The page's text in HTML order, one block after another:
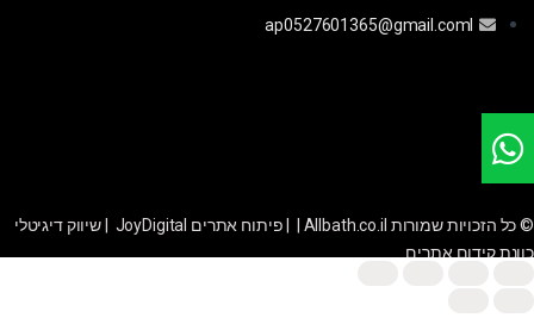
ap0527601365@gmail.coml
© כל הזכויות שמורות Allbath.co.il | | פיתוח אתרים JoyDigital
שיווק דיגיטלי
כוונת קידום אתרים